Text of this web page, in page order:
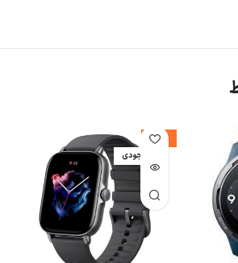
-42%
اتمام موجودی